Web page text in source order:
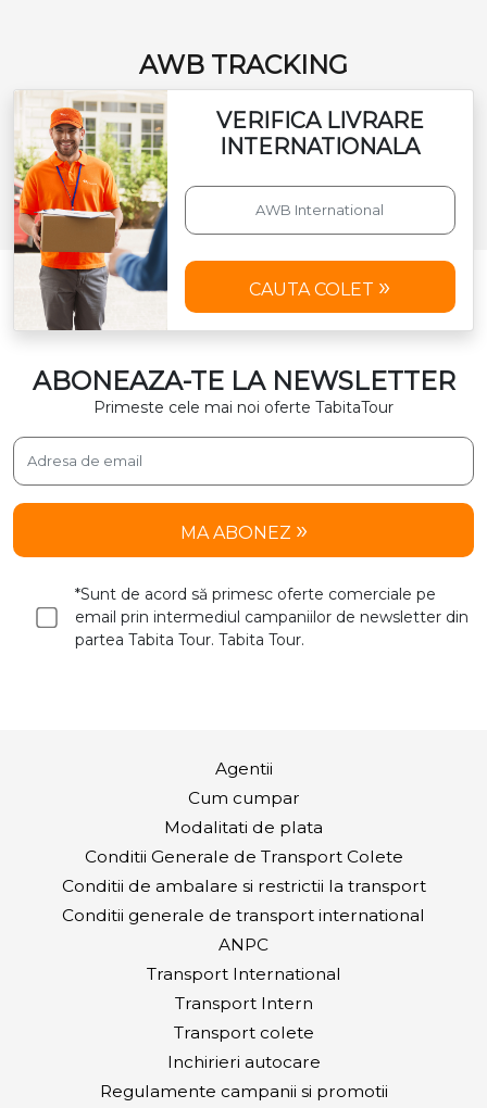
AWB TRACKING
VERIFICA LIVRARE
INTERNATIONALA
CAUTA COLET
ABONEAZA-TE LA NEWSLETTER
Primeste cele mai noi oferte TabitaTour
MA ABONEZ
*Sunt de acord să primesc oferte comerciale pe
email prin intermediul campaniilor de newsletter din
partea Tabita Tour. Tabita Tour.
Agentii
Cum cumpar
Modalitati de plata
Conditii Generale de Transport Colete
Conditii de ambalare si restrictii la transport
Conditii generale de transport international
ANPC
Transport International
Transport Intern
Transport colete
Inchirieri autocare
Regulamente campanii si promotii